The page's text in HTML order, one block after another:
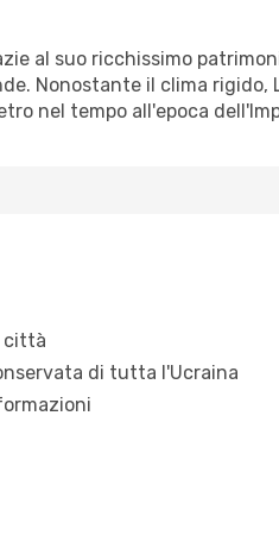
al suo ricchissimo
Nonostante il clima rigido,
nel tempo all'epoca
città
di tutta l'Ucraina